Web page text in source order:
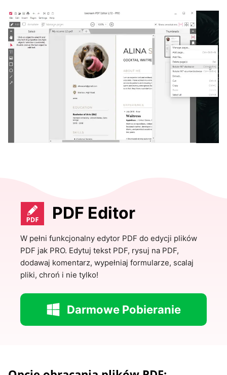
PDF Editor
W pełni funkcjonalny edytor PDF do edycji plików
PDF jak PRO. Edytuj tekst PDF, rysuj na PDF,
dodawaj komentarz, wypełniaj formularze, scalaj
pliki, chroń i nie tylko!
Darmowe Pobieranie